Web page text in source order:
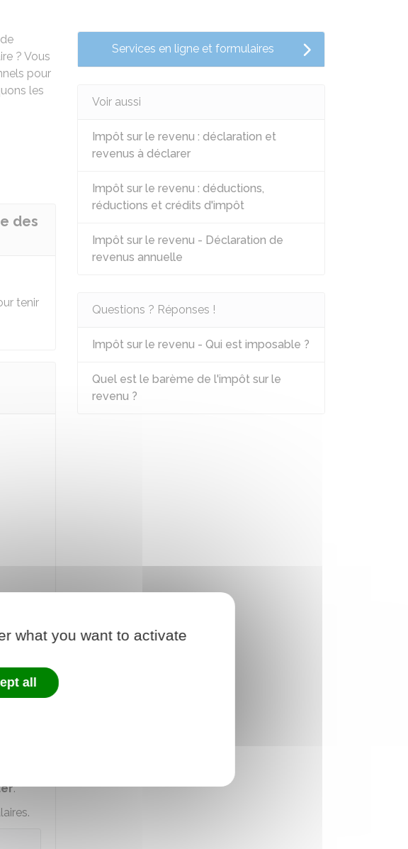
? Vous
pour
les
des
tenir
.
Services en ligne et formulaires
Voir aussi
Impôt sur le revenu : déclaration et
revenus à déclarer
Impôt sur le revenu : déductions,
réductions et crédits d'impôt
Impôt sur le revenu - Déclaration de
revenus annuelle
Questions ? Réponses !
Impôt sur le revenu - Qui est imposable ?
Quel est le barème de l'impôt sur le
revenu ?
what you want to activate
all